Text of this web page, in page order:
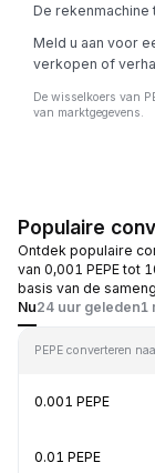
De rekenmachine
Meld u aan voor
verkopen of
De wisselkoers van
van marktgegevens.
Populaire
Ontdek populaire
van 0,001 PEPE tot
basis van de
Nu24 uur geleden1
PEPE converteren
0.001 PEPE
0.01 PEPE